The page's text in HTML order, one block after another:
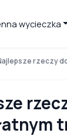
wycieczka
rzeczy